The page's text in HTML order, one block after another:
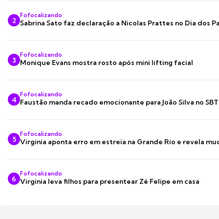
2
Fofocalizando
Sabrina Sato faz declaração a Nicolas Prattes no Dia dos
3
Fofocalizando
Monique Evans mostra rosto após mini lifting facial
4
Fofocalizando
Faustão manda recado emocionante para João Silva no SBT
5
Fofocalizando
Virginia aponta erro em estreia na Grande Rio e revela
6
Fofocalizando
Virginia leva filhos para presentear Zé Felipe em casa